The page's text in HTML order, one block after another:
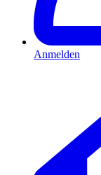
Anmelden